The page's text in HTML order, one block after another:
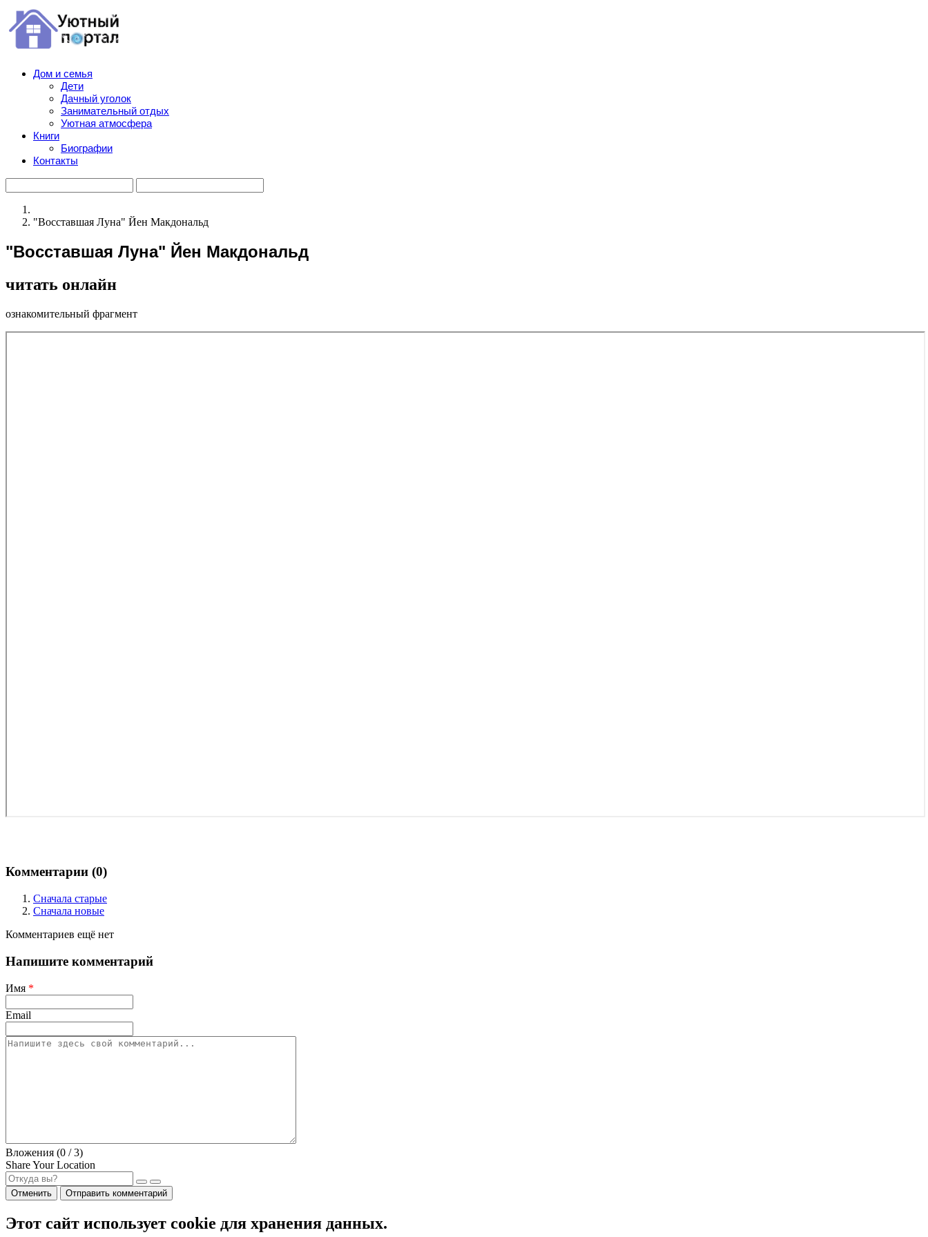
Дом и семья
Дети
Дачный уголок
Занимательный отдых
Уютная атмосфера
Книги
Биографии
Контакты
"Восставшая Луна" Йен Макдональд
"Восставшая Луна" Йен Макдональд
читать онлайн
ознакомительный фрагмент
Комментарии (0)
Сначала старые
Сначала новые
Комментариев ещё нет
Напишите комментарий
Имя *
Email
Вложения (0 / 3)
Share Your Location
Отменить Отправить комментарий
Этот сайт использует cookie для хранения данных.